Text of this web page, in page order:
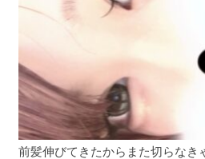
前髪伸びてきたからまた切らなき